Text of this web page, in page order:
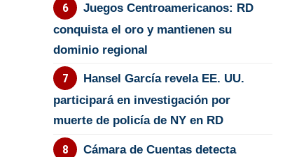
Juegos Centroamericanos: RD
conquista el oro y mantienen su
dominio regional
Hansel García revela EE. UU.
participará en investigación por
muerte de policía de NY en RD
Cámara de Cuentas detecta